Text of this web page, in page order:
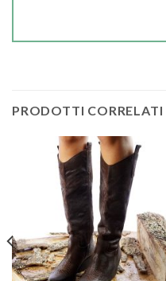
PRODOTTI CORRELATI